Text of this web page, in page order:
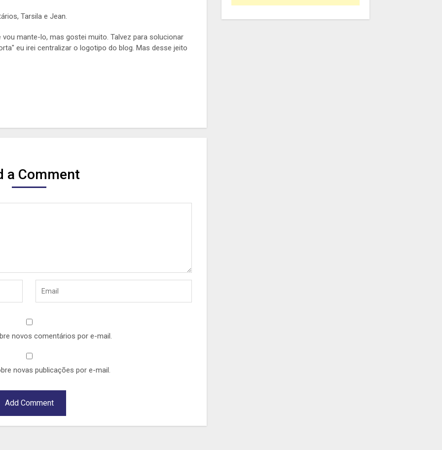
Tarsila e Jean.
vou mante-lo, mas gostei muito. Talvez para solucionar
eu irei centralizar o logotipo do blog. Mas desse jeito
a Comment
novos comentários por e-mail.
novas publicações por e-mail.